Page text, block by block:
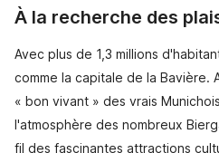
À la recherche des
Avec plus de 1,3 millions
comme la capitale de la Bavière.
« bon vivant » des vrais
l'atmosphère des nombreux
fil des fascinantes attractions